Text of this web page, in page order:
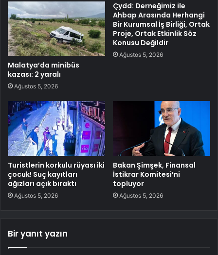
Malatya’da minibüs
kazası: 2 yaralı
Ağustos 5, 2026
Çydd: Derneğimiz ile
Ahbap Arasında Herhangi
Bir Kurumsal İş Birliği, Ortak
Proje, Ortak Etkinlik Söz
Konusu Değildir
Ağustos 5, 2026
Turistlerin korkulu rüyası iki
çocuk! Suç kayıtları
ağızları açık bıraktı
Ağustos 5, 2026
Bakan Şimşek, Finansal
İstikrar Komitesi’ni
topluyor
Ağustos 5, 2026
Bir yanıt yazın